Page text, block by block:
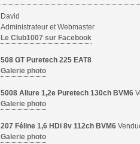
e
David
Administrateur et Webmaster
Le Club1007 sur Facebook
508 GT Puretech 225 EAT8
Galerie photo
5008 Allure 1,2e Puretech 130ch BVM6
Galerie photo
207 Féline 1,6 HDi 8v 112ch BVM6
Galerie photo